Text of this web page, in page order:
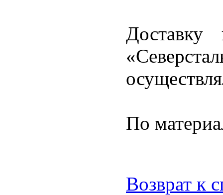
По
Возврат к